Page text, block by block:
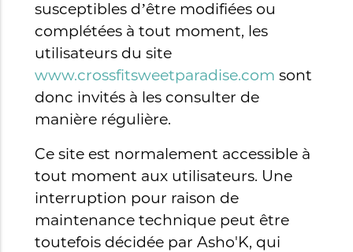
susceptibles d’être modifiées ou
complétées à tout moment, les
utilisateurs du site
www.crossfitsweetparadise.com sont
donc invités à les consulter de
manière régulière.
Ce site est normalement accessible à
tout moment aux utilisateurs. Une
interruption pour raison de
maintenance technique peut être
toutefois décidée par Asho'K, qui